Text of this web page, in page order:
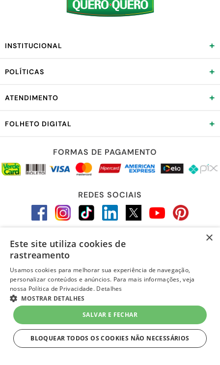
INSTITUCIONAL +
POLÍTICAS +
ATENDIMENTO +
FOLHETO DIGITAL +
FORMAS DE PAGAMENTO
REDES SOCIAIS
LOJA SEGURA
×
Este site utiliza cookies de
rastreamento
Usamos cookies para melhorar sua experiência de navegação,
personalizar conteúdos e anúncios. Para mais informações, veja
nossa Política de Privacidade. Detalhes
MOSTRAR DETALHES
SALVAR E FECHAR
BLOQUEAR TODOS OS COOKIES NÃO NECESSÁRIOS